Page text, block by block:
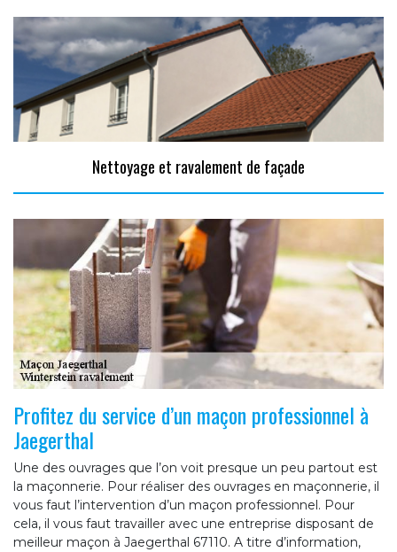
Nettoyage et ravalement de façade
Profitez du service d’un maçon professionnel à
Jaegerthal
Une des ouvrages que l’on voit presque un peu partout est
la maçonnerie. Pour réaliser des ouvrages en maçonnerie, il
vous faut l’intervention d’un maçon professionnel. Pour
cela, il vous faut travailler avec une entreprise disposant de
meilleur maçon à Jaegerthal 67110. A titre d’information,